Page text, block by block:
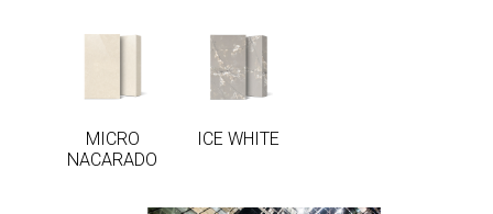
NACARADO
MICRO
NACARADO
ICE
WHITE
ICE WHITE